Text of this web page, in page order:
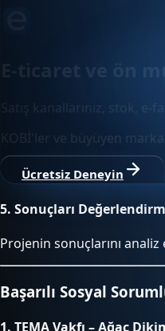
KOBİ'ler ve büyüyen
Ücretsiz Deneyin
5. Sonuçları
Projenin sonuçlarını
Başarılı Sosyal
1. TEMA Vakfı – Ağaç